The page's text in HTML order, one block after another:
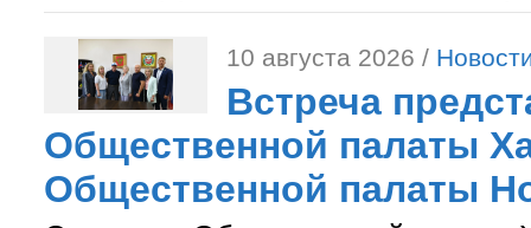
10 августа 2026 /
Встреча
Общественной палаты
Общественной палаты